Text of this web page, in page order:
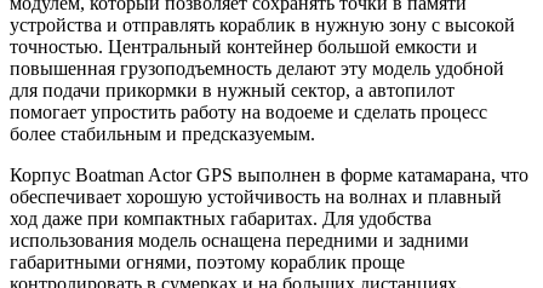
устройства и отправлять кораблик в нужную зону с высокой
точностью. Центральный контейнер большой емкости и
повышенная грузоподъемность делают эту модель удобной
для подачи прикормки в нужный сектор, а автопилот
помогает упростить работу на водоеме и сделать процесс
более стабильным и предсказуемым.
Корпус Boatman Actor GPS выполнен в форме катамарана, что
обеспечивает хорошую устойчивость на волнах и плавный
ход даже при компактных габаритах. Для удобства
использования модель оснащена передними и задними
габаритными огнями, поэтому кораблик проще
контролировать в сумерках и на больших дистанциях.